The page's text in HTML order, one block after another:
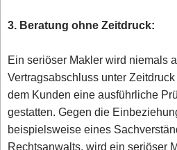
3. Beratung ohne Zeitdruck:
Ein seriöser Makler wird niemals
Vertragsabschluss unter
dem Kunden eine ausführliche
gestatten. Gegen die
beispielsweise eines